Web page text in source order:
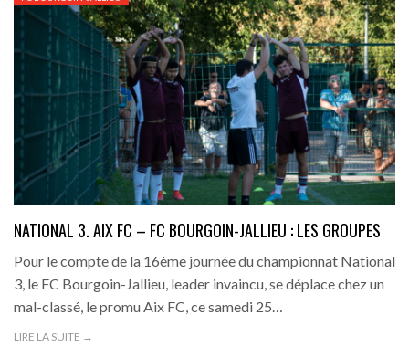
NATIONAL 3. AIX FC – FC BOURGOIN-JALLIEU : LES GROUPES
Pour le compte de la 16ème journée du championnat National
3, le FC Bourgoin-Jallieu, leader invaincu, se déplace chez un
mal-classé, le promu Aix FC, ce samedi 25…
LIRE LA SUITE →